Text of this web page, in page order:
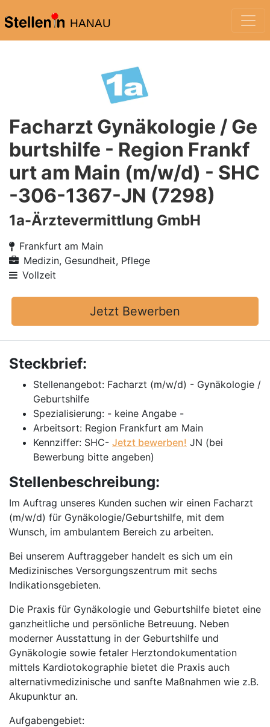
HANAU
Facharzt Gynäkologie / Ge
burtshilfe - Region Frankf
urt am Main (m/w/d) - SHC
-306-1367-JN (7298)
1a-Ärztevermittlung GmbH
Frankfurt am Main
Medizin, Gesundheit, Pflege
Vollzeit
Jetzt Bewerben
Steckbrief:
Stellenangebot: Facharzt (m/w/d) - Gynäkologie /
Geburtshilfe
Spezialisierung: - keine Angabe -
Arbeitsort: Region Frankfurt am Main
Kennziffer: SHC- Jetzt bewerben! JN (bei
Bewerbung bitte angeben)
Stellenbeschreibung:
Im Auftrag unseres Kunden suchen wir einen Facharzt
(m/w/d) für Gynäkologie/Geburtshilfe, mit dem
Wunsch, im ambulantem Bereich zu arbeiten.
Bei unserem Auftraggeber handelt es sich um ein
Medizinisches Versorgungszentrum mit sechs
Indikationsgebieten.
Die Praxis für Gynäkologie und Geburtshilfe bietet eine
ganzheitliche und persönliche Betreuung. Neben
moderner Ausstattung in der Geburtshilfe und
Gynäkologie sowie fetaler Herztondokumentation
mittels Kardiotokographie bietet die Praxis auch
alternativmedizinische und sanfte Maßnahmen wie z.B.
Akupunktur an.
Aufgabengebiet: